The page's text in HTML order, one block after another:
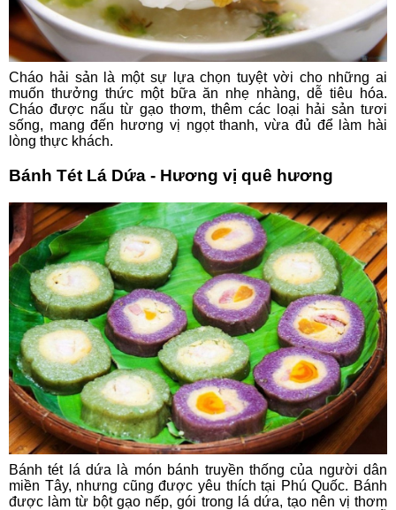
Cháo hải sản là một sự lựa chọn tuyệt vời cho những ai
muốn thưởng thức một bữa ăn nhẹ nhàng, dễ tiêu hóa.
Cháo được nấu từ gạo thơm, thêm các loại hải sản tươi
sống, mang đến hương vị ngọt thanh, vừa đủ để làm hài
lòng thực khách.
Bánh Tét Lá Dứa - Hương vị quê hương
Bánh tét lá dứa là món bánh truyền thống của người dân
miền Tây, nhưng cũng được yêu thích tại Phú Quốc. Bánh
được làm từ bột gạo nếp, gói trong lá dứa, tạo nên vị thơm